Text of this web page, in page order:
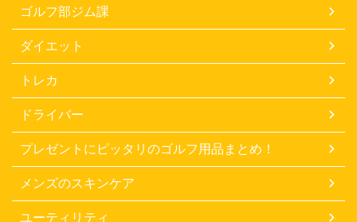
ゴルフ部ジム課
ダイエット
トレカ
ドライバー
プレゼントにピッタリのゴルフ用品まとめ！
メンズのスキンケア
ユーティリティ